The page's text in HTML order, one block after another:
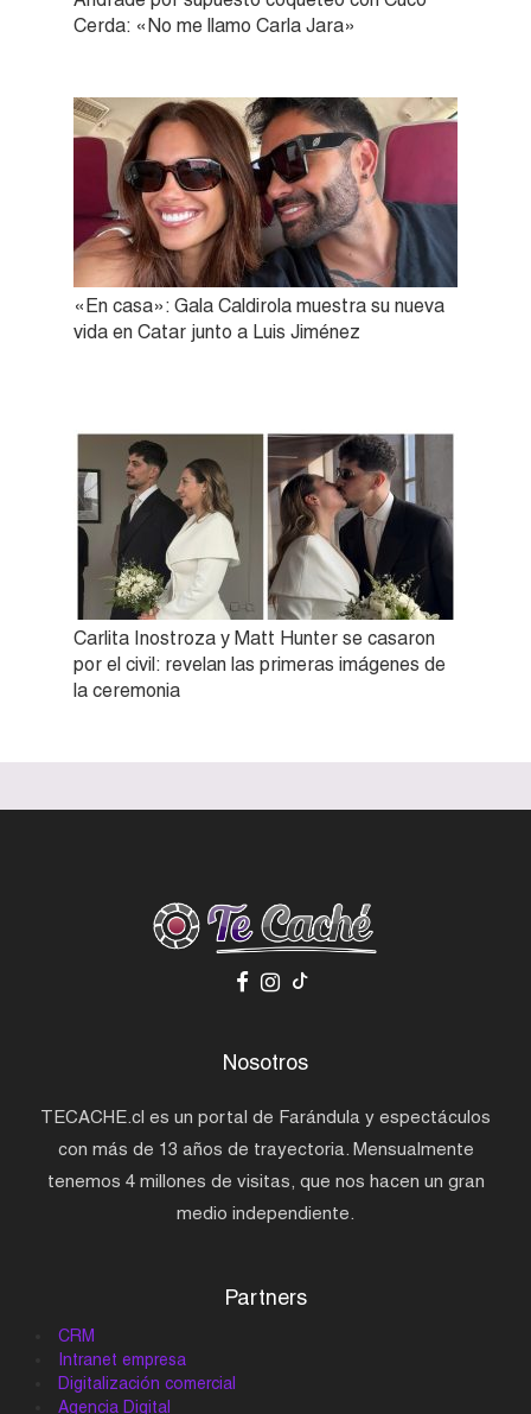
Cerda: «No me llamo Carla Jara»
«En casa»: Gala Caldirola muestra su nueva
vida en Catar junto a Luis Jiménez
Carlita Inostroza y Matt Hunter se casaron
por el civil: revelan las primeras imágenes de
la ceremonia
Nosotros
TECACHE.cl es un portal de Farándula y espectáculos
con más de 13 años de trayectoria. Mensualmente
tenemos 4 millones de visitas, que nos hacen un gran
medio independiente.
Partners
CRM
Intranet empresa
Digitalización comercial
Agencia Digital